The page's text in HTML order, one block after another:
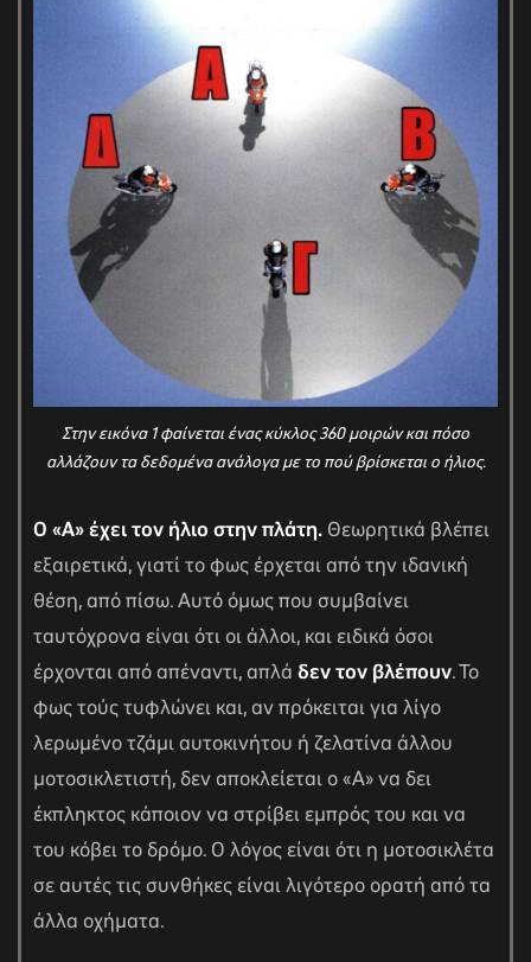
Στην εικόνα 1 φαίνεται ένας κύκλος 360 μοιρών και πόσο
αλλάζουν τα δεδομένα ανάλογα με το πού βρίσκεται ο ήλιος.
Ο «Α» έχει τον ήλιο στην πλάτη. Θεωρητικά βλέπει
εξαιρετικά, γιατί το φως έρχεται από την ιδανική
θέση, από πίσω. Αυτό όμως που συμβαίνει
ταυτόχρονα είναι ότι οι άλλοι, και ειδικά όσοι
έρχονται από απέναντι, απλά δεν τον βλέπουν. Το
φως τούς τυφλώνει και, αν πρόκειται για λίγο
λερωμένο τζάμι αυτοκινήτου ή ζελατίνα άλλου
μοτοσικλετιστή, δεν αποκλείεται ο «Α» να δει
έκπληκτος κάποιον να στρίβει εμπρός του και να
του κόβει το δρόμο. Ο λόγος είναι ότι η μοτοσικλέτα
σε αυτές τις συνθήκες είναι λιγότερο ορατή από τα
άλλα οχήματα.